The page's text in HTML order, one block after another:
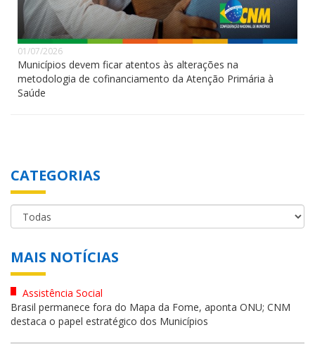
01/07/2026
Municípios devem ficar atentos às alterações na
metodologia de cofinanciamento da Atenção Primária à
Saúde
CATEGORIAS
MAIS NOTÍCIAS
Assistência Social
Brasil permanece fora do Mapa da Fome, aponta ONU; CNM
destaca o papel estratégico dos Municípios